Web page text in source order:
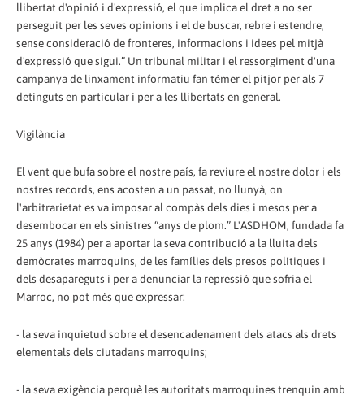
llibertat d'opinió i d'expressió, el que implica el dret a no ser
perseguit per les seves opinions i el de buscar, rebre i estendre,
sense consideració de fronteres, informacions i idees pel mitjà
d'expressió que sigui.” Un tribunal militar i el ressorgiment d'una
campanya de linxament informatiu fan témer el pitjor per als 7
detinguts en particular i per a les llibertats en general.
Vigilància
El vent que bufa sobre el nostre país, fa reviure el nostre dolor i els
nostres records, ens acosten a un passat, no llunyà, on
l'arbitrarietat es va imposar al compàs dels dies i mesos per a
desembocar en els sinistres “anys de plom.” L'ASDHOM, fundada fa
25 anys (1984) per a aportar la seva contribució a la lluita dels
demòcrates marroquins, de les famílies dels presos polítiques i
dels desapareguts i per a denunciar la repressió que sofria el
Marroc, no pot més que expressar:
- la seva inquietud sobre el desencadenament dels atacs als drets
elementals dels ciutadans marroquins;
- la seva exigència perquè les autoritats marroquines trenquin amb